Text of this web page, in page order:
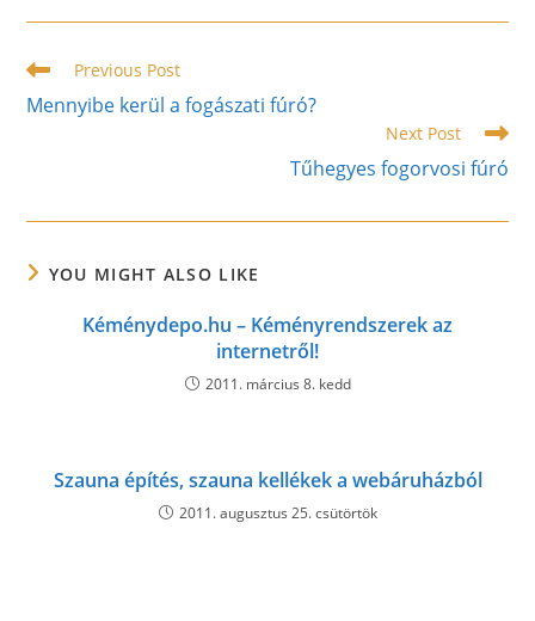
new new new
Read
articles
Previous Post
Mennyibe kerül a fogászati fúró?
Next Post
Tűhegyes fogorvosi fúró
YOU MIGHT ALSO LIKE
Kéménydepo.hu – Kéményrendszerek az
internetről!
2011. március 8. kedd
Szauna építés, szauna kellékek a webáruházból
2011. augusztus 25. csütörtök